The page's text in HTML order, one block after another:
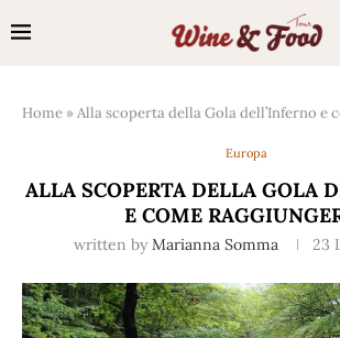
Home »Alla scoperta della Gola dell’Inferno e
Europa
ALLA SCOPERTA DELLA GOLA
E COME
written by Marianna Somma 23